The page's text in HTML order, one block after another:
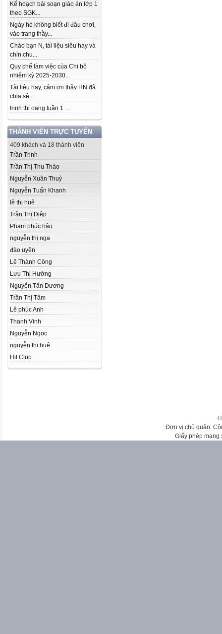
Kế hoạch bài soạn giáo án lớp 1
theo SGK...
Ngày hè không biết đi đâu chơi,
vào trang thầy...
Chào bạn N, tài liệu siêu hay và
chỉn chu...
Quy chế làm việc của Chi bộ
nhiệm kỳ 2025-2030...
Tài liệu hay, cảm ơn thầy HN đã
chia sẻ....
trinh thi oang tuần 1 ...
THÀNH VIÊN TRỰC TUYẾN
409 khách và 18 thành viên
Trần Trinh
Trần Thị Thu Thảo
Nguyễn Xuân Thuỷ
Nguyễn Tuấn Khanh
lê thị huê
Trần Thị Diệp
Phạm phúc hậu
nguyễn thị nga
đào uyên
Lê Thành Công
Lưu Thị Hường
Nguyển Tấn Dương
Trần Thị Tâm
Lê phúc Anh
Thanh Vinh
Nguyễn Ngọc
nguyễn thị huệ
Hit Club
Đơn vị chủ quản:
Giấy phép mạng